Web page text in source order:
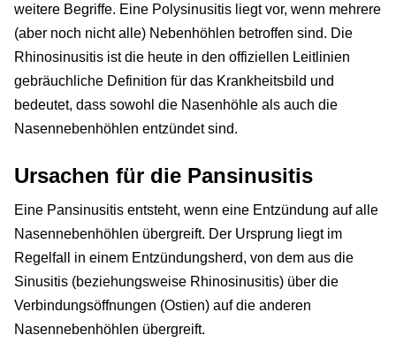
weitere Begriffe. Eine Polysinusitis liegt vor, wenn mehrere
(aber noch nicht alle) Nebenhöhlen betroffen sind. Die
Rhinosinusitis ist die heute in den offiziellen Leitlinien
gebräuchliche Definition für das Krankheitsbild und
bedeutet, dass sowohl die Nasenhöhle als auch die
Nasennebenhöhlen entzündet sind.
Ursachen für die Pansinusitis
Eine Pansinusitis entsteht, wenn eine Entzündung auf alle
Nasennebenhöhlen übergreift. Der Ursprung liegt im
Regelfall in einem Entzündungsherd, von dem aus die
Sinusitis (beziehungsweise Rhinosinusitis) über die
Verbindungsöffnungen (Ostien) auf die anderen
Nasennebenhöhlen übergreift.